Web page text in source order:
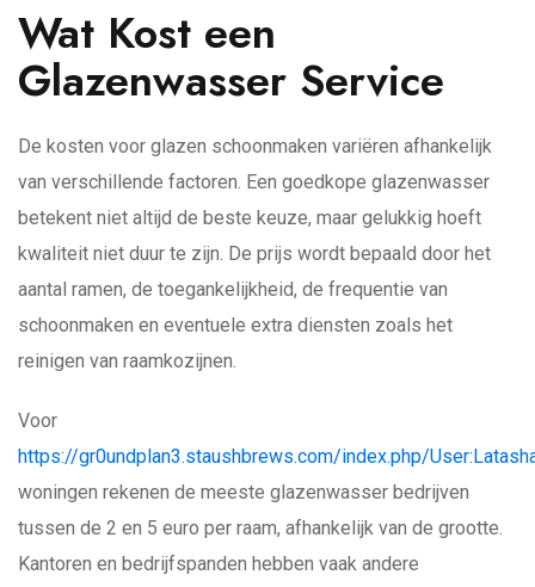
Wat Kost een
Glazenwasser Service
De kosten voor glazen schoonmaken variëren afhankelijk
van verschillende factoren. Een goedkope glazenwasser
betekent niet altijd de beste keuze, maar gelukkig hoeft
kwaliteit niet duur te zijn. De prijs wordt bepaald door het
aantal ramen, de toegankelijkheid, de frequentie van
schoonmaken en eventuele extra diensten zoals het
reinigen van raamkozijnen.
Voor
https://gr0undplan3.staushbrews.com/index.php/
woningen rekenen de meeste glazenwasser bedrijven
tussen de 2 en 5 euro per raam, afhankelijk van de grootte.
Kantoren en bedrijfspanden hebben vaak andere